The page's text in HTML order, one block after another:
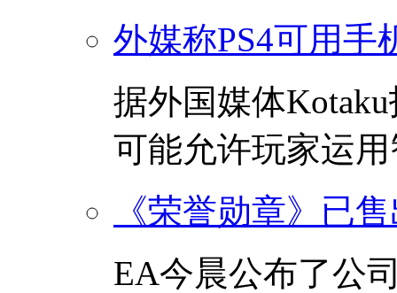
外媒称PS4可用手
据外国媒体
可能允许玩家运
《荣誉勋章》已
EA今晨公布了公